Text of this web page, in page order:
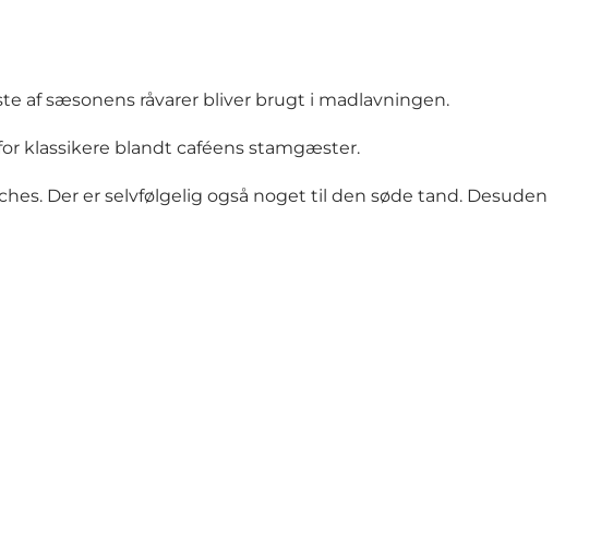
af sæsonens råvarer bliver brugt i madlavningen.
klassikere blandt caféens stamgæster.
Der er selvfølgelig også noget til den søde tand. Desuden